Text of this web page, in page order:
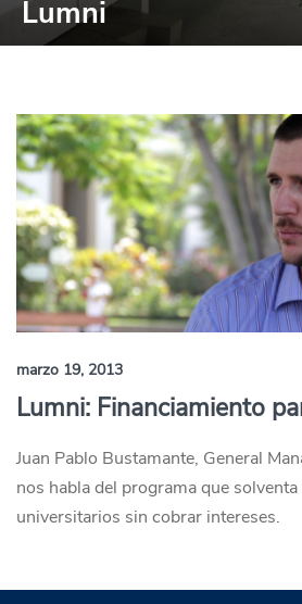
Lumni
marzo 19, 2013
Lumni: Financiamiento
Juan Pablo Bustamante, General
nos habla del programa que
universitarios sin cobrar intereses.